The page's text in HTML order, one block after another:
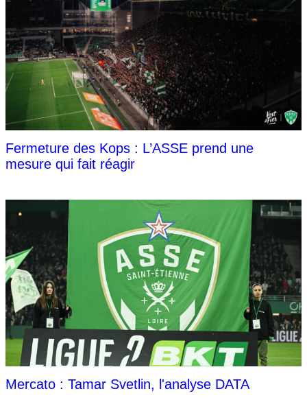
Fermeture des Kops : L’ASSE prend une
mesure qui fait réagir
Mercato : Tamar Svetlin, l'analyse DATA